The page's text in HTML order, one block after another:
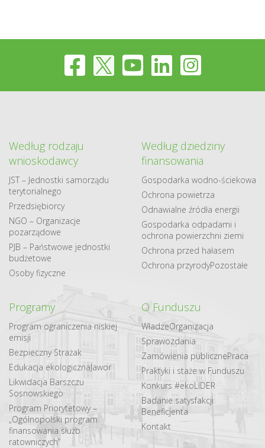
Według rodzaju
wnioskodawcy
JST – Jednostki samorządu
terytorialnego
Przedsiębiorcy
NGO – Organizacje
pozarządowe
PJB – Państwowe jednostki
budżetowe
Osoby fizyczne
Według dziedziny
finansowania
Gospodarka​ wodno​-ściekowa
Ochrona powietrza
Odnawialne​ źródła​ energii
Gospodarka odpadami i
ochrona powierzchni ziemi
Ochrona przed hałasem
Ochrona przyrodyPozostałe
Programy
Program ograniczenia niskiej
emisji
Bezpieczny Strażak
Edukacja ekologicznaJawor
Likwidacja Barszczu
Sosnowskiego
Program Priorytetowy –
„Ogólnopolski program
finansowania służb
ratowniczych”
O Funduszu
WładzeOrganizacja
Sprawozdania
Zamówienia publicznePraca
Praktyki i staże w Funduszu
Konkurs #ekoLIDER
Badanie satysfakcji
Beneficjenta
Kontakt